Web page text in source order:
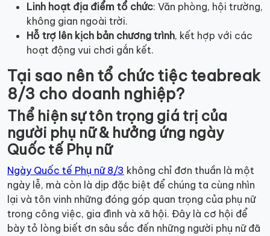
Linh hoạt địa điểm tổ chức: Văn phòng, hội trường,
không gian ngoài trời.
Hỗ trợ lên kịch bản chương trình, kết hợp với các
hoạt động vui chơi gắn kết.
Tại sao nên tổ chức tiệc teabreak
8/3 cho doanh nghiệp?
Thể hiện sự tôn trọng giá trị của
người phụ nữ & hưởng ứng ngày
Quốc tế Phụ nữ
Ngày Quốc tế Phụ nữ 8/3 không chỉ đơn thuần là một
ngày lễ, mà còn là dịp đặc biệt để chúng ta cùng nhìn
lại và tôn vinh những đóng góp quan trọng của phụ nữ
trong công việc, gia đình và xã hội. Đây là cơ hội để
bày tỏ lòng biết ơn sâu sắc đến những người phụ nữ đã